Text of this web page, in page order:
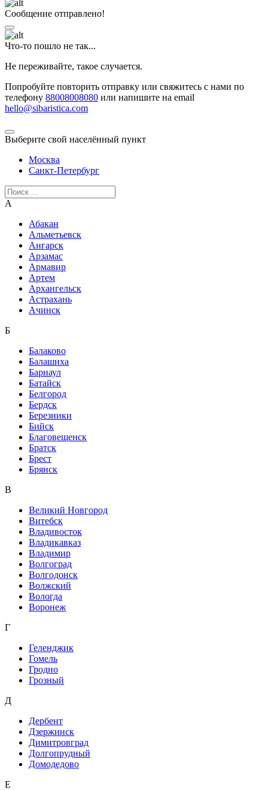
Сообщение отправлено!
Что-то пошло не так...
Не переживайте, такое случается.
Попробуйте повторить отправку или свяжитесь с нами по
телефону 88008008080 или напишите на email
hello@sibaristica.com
Выберите свой населённый пункт
Москва
Санкт-Петербург
А
Абакан
Альметьевск
Ангарск
Арзамас
Армавир
Артем
Архангельск
Астрахань
Ачинск
Б
Балаково
Балашиха
Барнаул
Батайск
Белгород
Бердск
Березники
Бийск
Благовещенск
Братск
Брест
Брянск
В
Великий Новгород
Витебск
Владивосток
Владикавказ
Владимир
Волгоград
Волгодонск
Волжский
Вологда
Воронеж
Г
Геленджик
Гомель
Гродно
Грозный
Д
Дербент
Дзержинск
Димитровград
Долгопрудный
Домодедово
Е